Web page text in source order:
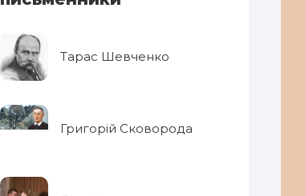
Тарас Шевченко
Григорій Сковорода